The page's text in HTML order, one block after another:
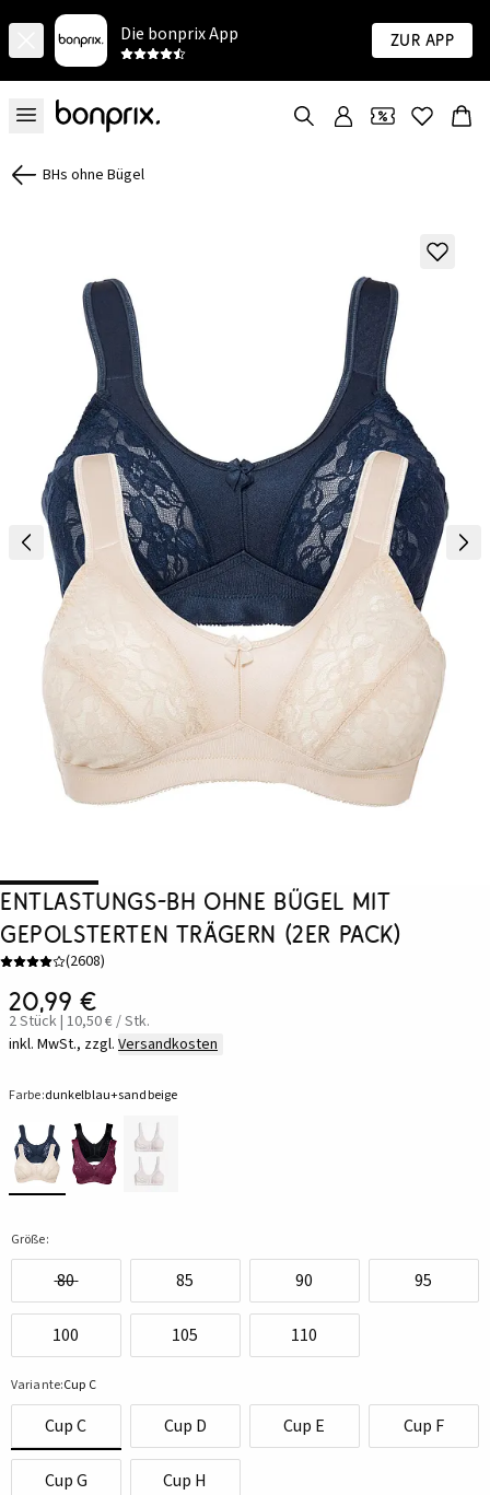
Die bonprix App Zur App
BHs ohne Bügel
Entlastungs-BH ohne Bügel mit
gepolsterten Trägern (2er Pack)
(2608)
20,99 €
2 Stück | 10,50 € / Stk.
inkl. MwSt., zzgl. Versandkosten
Farbe:dunkelblau+sandbeige
Größe:
80 85 90 95
100 105 110
Variante:Cup C
Cup C Cup D Cup E Cup F
Cup G Cup H